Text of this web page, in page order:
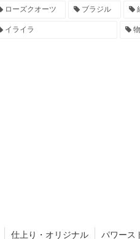
ローズクオーツ ブラジル
イライラ
仕上り・オリジナル パワース